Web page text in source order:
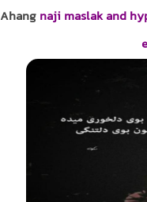
Ahang naji maslak and